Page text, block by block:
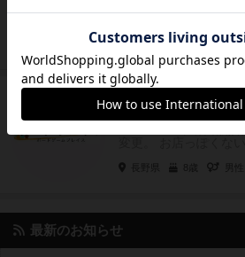
長野県 50代 男
フォローする
最新のお知らせ